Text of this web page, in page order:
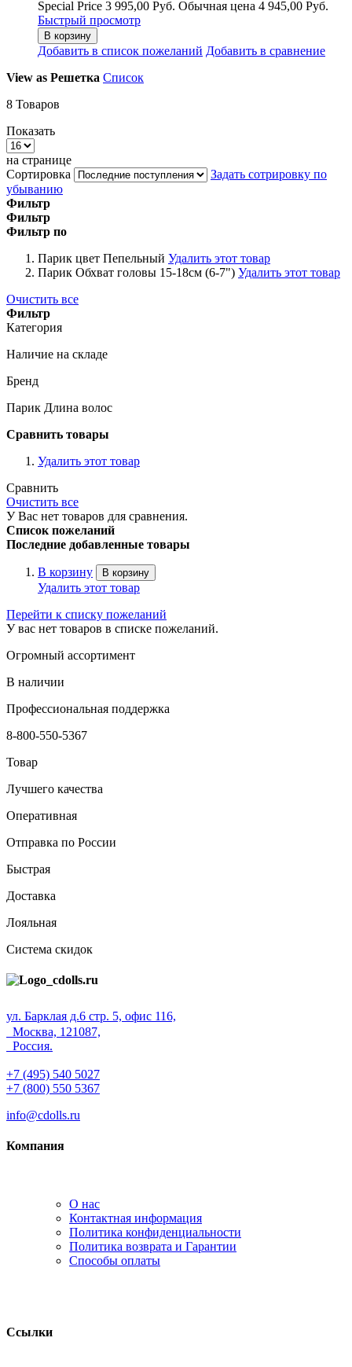
Special Price 3 995,00 Руб. Обычная цена 4 945,00 Руб.
Быстрый просмотр
В корзину
Добавить в список пожеланий Добавить в сравнение
View as Решетка Список
8 Товаров
Показать
на странице
Сортировка
Задать сотрировку по
убыванию
Фильтр
Фильтр
Фильтр по
Парик цвет Пепельный Удалить этот товар
Парик Обхват головы 15-18см (6-7") Удалить этот товар
Очистить все
Фильтр
Категория
Наличие на складе
Бренд
Парик Длина волос
Сравнить товары
Удалить этот товар
Сравнить
Очистить все
У Вас нет товаров для сравнения.
Список пожеланий
Последние добавленные товары
В корзину В корзину
Удалить этот товар
Перейти к списку пожеланий
У вас нет товаров в списке пожеланий.
Огромный ассортимент
В наличии
Профессиональная поддержка
8-800-550-5367
Товар
Лучшего качества
Оперативная
Отправка по России
Быстрая
Доставка
Лояльная
Система скидок
ул. Барклая д.6 стр. 5, офис 116,
Москва, 121087,
Россия.
+7 (495) 540 5027
+7 (800) 550 5367
info@cdolls.ru
Компания
О нас
Контактная информация
Политика конфиденциальности
Политика возврата и Гарантии
Способы оплаты
Ссылки